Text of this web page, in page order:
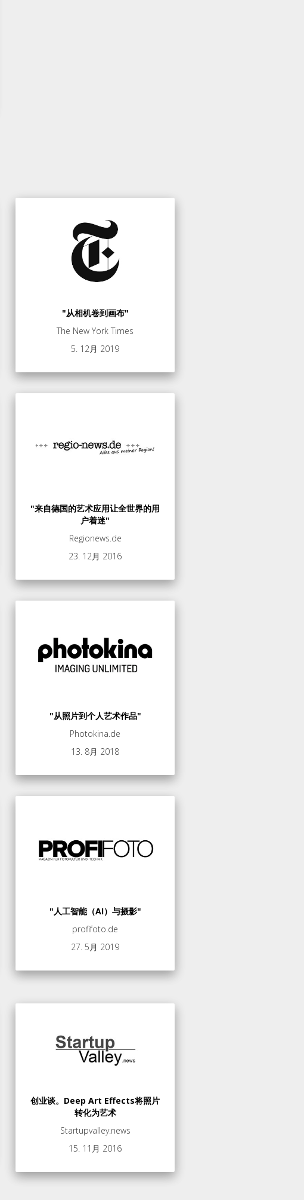
"从相机卷到画布"
The New York Times
5. 12月 2019
"来自德国的艺术应用让全世界的用
户着迷"
Regionews.de
23. 12月 2016
"从照片到个人艺术作品"
Photokina.de
13. 8月 2018
"人工智能（AI）与摄影"
profifoto.de
27. 5月 2019
创业谈。Deep Art Effects将照片
转化为艺术
Startupvalley.news
15. 11月 2016